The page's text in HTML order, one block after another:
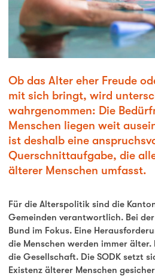
Ob das Alter eher Freude
mit sich bringt, wird
wahrgenommen: Die
Menschen liegen weit
ist deshalb eine
Querschnittaufgabe, die
älterer Menschen umfasst.
Für die Alterspolitik sind die
Gemeinden verantwortlich. Bei
Bund im Fokus. Eine
die Menschen werden immer
die Gesellschaft. Die SODK setzt
Existenz älterer Menschen